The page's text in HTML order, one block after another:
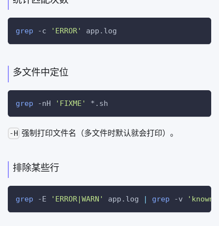
grep -c 'ERROR' app.log
多文件中定位
grep -nH 'FIXME' *.sh
-H 强制打印文件名（多文件时默认就会打印）。
排除某些行
grep -E 'ERROR|WARN' app.log | grep -v